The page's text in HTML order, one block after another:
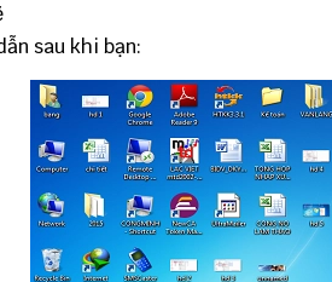
sau khi bạn: